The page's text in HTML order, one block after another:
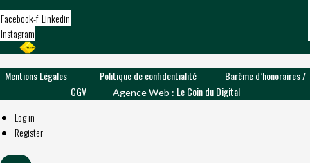
Facebook-f Linkedin
Instagram
Mentions Légales– Politique de confidentialité– Barème d’honoraires /
CGV– Agence Web : Le Coin du Digital
Log in
Register